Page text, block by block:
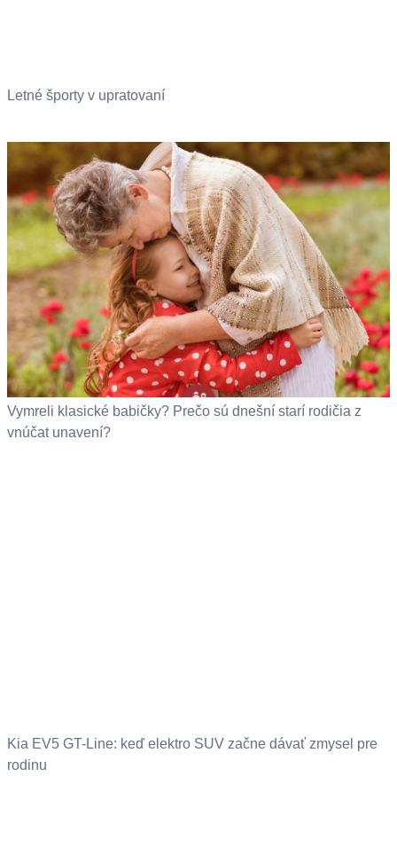
Letné športy v upratovaní
Vymreli klasické babičky? Prečo sú dnešní starí rodičia z
vnúčat unavení?
Kia EV5 GT-Line: keď elektro SUV začne dávať zmysel pre
rodinu